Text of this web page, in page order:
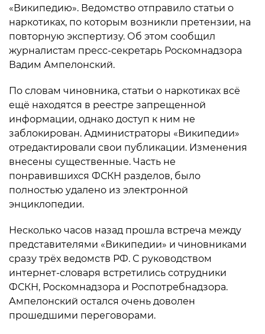
«Википедию». Ведомство отправило статьи о
наркотиках, по которым возникли претензии, на
повторную экспертизу. Об этом сообщил
журналистам пресс-секретарь Роскомнадзора
Вадим Ампелонский.
По словам чиновника, статьи о наркотиках всё
ещё находятся в реестре запрещенной
информации, однако доступ к ним не
заблокирован. Администраторы «Википедии»
отредактировали свои публикации. Изменения
внесены существенные. Часть не
понравившихся ФСКН разделов, было
полностью удалено из электронной
энциклопедии.
Несколько часов назад прошла встреча между
представителями «Википедии» и чиновниками
сразу трёх ведомств РФ. С руководством
интернет-словаря встретились сотрудники
ФСКН, Роскомнадзора и Роспотребнадзора.
Ампелонский остался очень доволен
прошедшими переговорами.